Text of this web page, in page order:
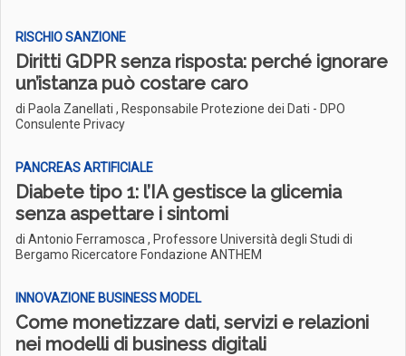
RISCHIO SANZIONE
Diritti GDPR senza risposta: perché ignorare
un’istanza può costare caro
di Paola Zanellati , Responsabile Protezione dei Dati - DPO
Consulente Privacy
PANCREAS ARTIFICIALE
Diabete tipo 1: l’IA gestisce la glicemia
senza aspettare i sintomi
di Antonio Ferramosca , Professore Università degli Studi di
Bergamo Ricercatore Fondazione ANTHEM
INNOVAZIONE BUSINESS MODEL
Come monetizzare dati, servizi e relazioni
nei modelli di business digitali